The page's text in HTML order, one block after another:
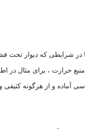
شرایطی که دیوار تحت
حرارت ، برای مثال در